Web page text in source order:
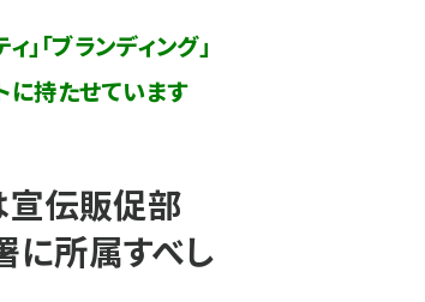
」「ブランディング」
に持たせています
宣伝販促部
に所属すべし